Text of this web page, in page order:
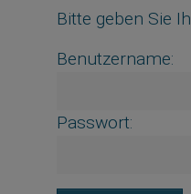
Bitte geben Sie
Benutzername:
Passwort: